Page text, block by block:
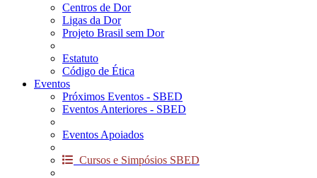
Centros de Dor
Ligas da Dor
Projeto Brasil sem Dor
Estatuto
Código de Ética
Eventos
Próximos Eventos - SBED
Eventos Anteriores - SBED
Eventos Apoiados
Cursos e Simpósios SBED